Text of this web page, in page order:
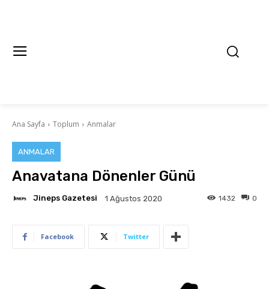
Ana Sayfa Toplum Anmalar
ANMALAR
Anavatana Dönenler Günü
Jineps Gazetesi 1 Ağustos 2020 0
1432
Facebook Twitter